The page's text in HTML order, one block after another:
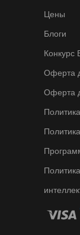
Цены
Блоги
Конкурс
Оферта
Оферта